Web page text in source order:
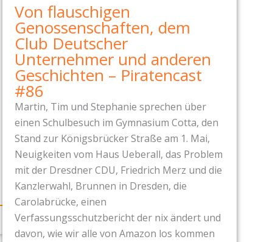
Von flauschigen
Genossenschaften, dem
Club Deutscher
Unternehmer und anderen
Geschichten – Piratencast
#86
Martin, Tim und Stephanie sprechen über
einen Schulbesuch im Gymnasium Cotta, den
Stand zur Königsbrücker Straße am 1. Mai,
Neuigkeiten vom Haus Ueberall, das Problem
mit der Dresdner CDU, Friedrich Merz und die
Kanzlerwahl, Brunnen in Dresden, die
Carolabrücke, einen
Verfassungsschutzbericht der nix ändert und
davon, wie wir alle von Amazon los kommen